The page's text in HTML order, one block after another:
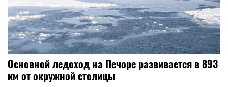
Основной ледоход на Печоре развивается в 893
км от окружной столицы